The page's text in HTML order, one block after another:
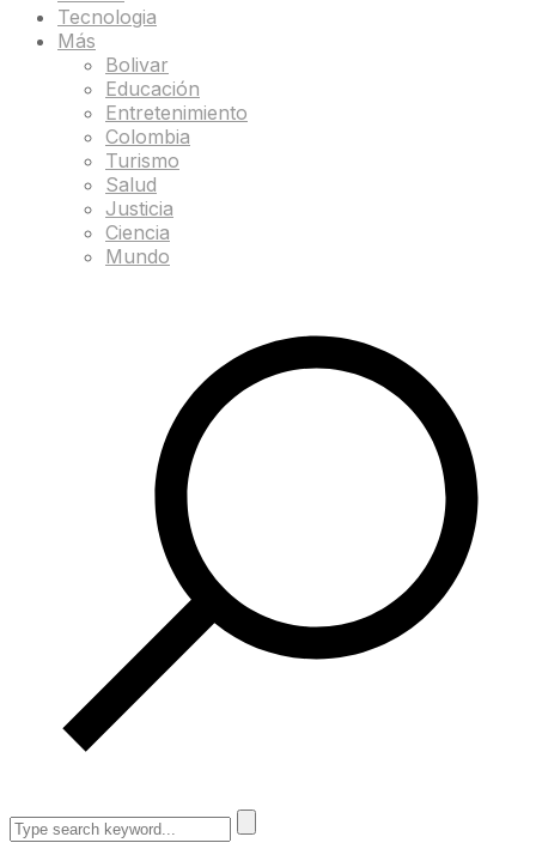
Tecnologia
Más
Bolivar
Educación
Entretenimiento
Colombia
Turismo
Salud
Justicia
Ciencia
Mundo